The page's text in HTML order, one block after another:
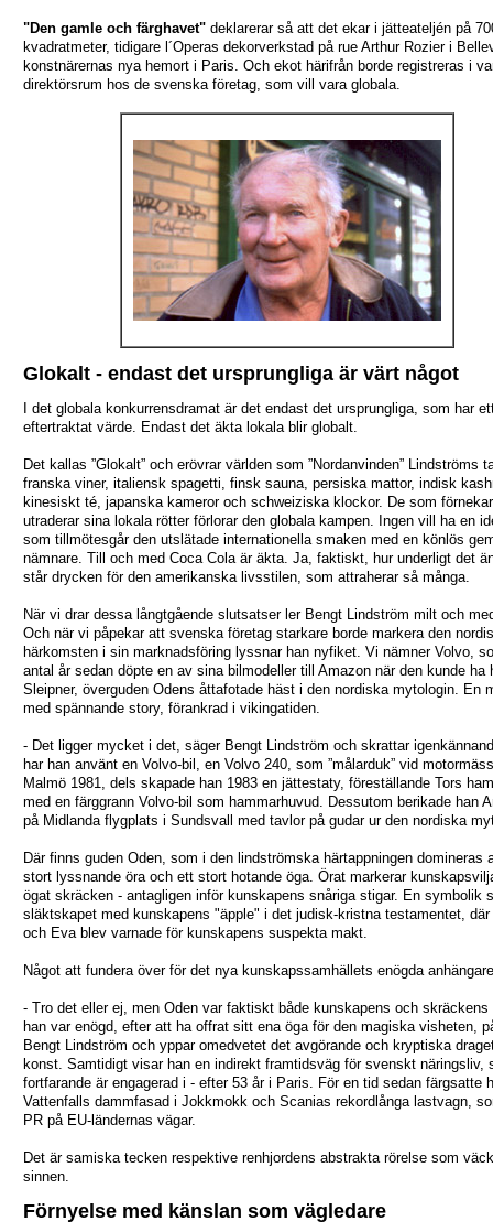
"Den gamle och färghavet" deklarerar så att det ekar i jätteateljén på
kvadratmeter, tidigare l´Operas dekorverkstad på rue Arthur Rozier i
konstnärernas nya hemort i Paris. Och ekot härifrån borde registreras i
direktörsrum hos de svenska företag, som vill vara globala.
Glokalt - endast det ursprungliga är värt något
I det globala konkurrensdramat är det endast det ursprungliga, som har
eftertraktat värde. Endast det äkta lokala blir globalt.
Det kallas ”Glokalt” och erövrar världen som ”Nordanvinden” Lindströms
franska viner, italiensk spagetti, finsk sauna, persiska mattor, indisk
kinesiskt té, japanska kameror och schweiziska klockor. De som
utraderar sina lokala rötter förlorar den globala kampen. Ingen vill ha en
som tillmötesgår den utslätade internationella smaken med en könlös
nämnare. Till och med Coca Cola är äkta. Ja, faktiskt, hur underligt det
står drycken för den amerikanska livsstilen, som attraherar så många.
När vi drar dessa långtgående slutsatser ler Bengt Lindström milt och
Och när vi påpekar att svenska företag starkare borde markera den
härkomsten i sin marknadsföring lyssnar han nyfiket. Vi nämner Volvo,
antal år sedan döpte en av sina bilmodeller till Amazon när den kunde ha
Sleipner, överguden Odens åttafotade häst i den nordiska mytologin. En
med spännande story, förankrad i vikingatiden.
- Det ligger mycket i det, säger Bengt Lindström och skrattar
har han använt en Volvo-bil, en Volvo 240, som ”målarduk” vid
Malmö 1981, dels skapade han 1983 en jättestaty, föreställande Tors
med en färggrann Volvo-bil som hammarhuvud. Dessutom berikade han
på Midlanda flygplats i Sundsvall med tavlor på gudar ur den nordiska
Där finns guden Oden, som i den lindströmska härtappningen domineras
stort lyssnande öra och ett stort hotande öga. Örat markerar
ögat skräcken - antagligen inför kunskapens snåriga stigar. En symbolik
släktskapet med kunskapens "äpple" i det judisk-kristna testamentet, där
och Eva blev varnade för kunskapens suspekta makt.
Något att fundera över för det nya kunskapssamhällets enögda
- Tro det eller ej, men Oden var faktiskt både kunskapens och skräckens
han var enögd, efter att ha offrat sitt ena öga för den magiska visheten,
Bengt Lindström och yppar omedvetet det avgörande och kryptiska
konst. Samtidigt visar han en indirekt framtidsväg för svenskt näringsliv,
fortfarande är engagerad i - efter 53 år i Paris. För en tid sedan färgsatte
Vattenfalls dammfasad i Jokkmokk och Scanias rekordlånga lastvagn,
PR på EU-ländernas vägar.
Det är samiska tecken respektive renhjordens abstrakta rörelse som
sinnen.
Förnyelse med känslan som vägledare